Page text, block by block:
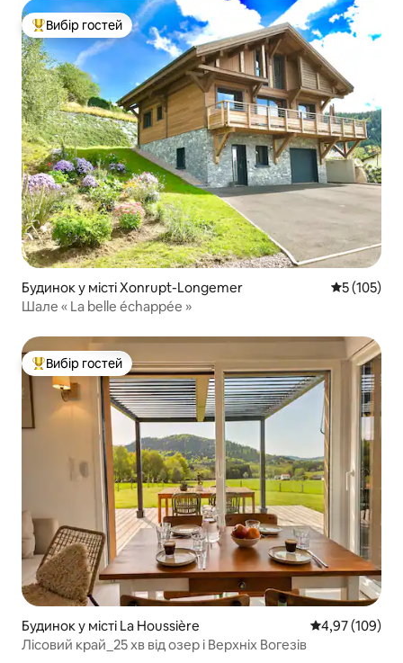
Топ вибір гостей
Вибір гостей
Будинок у місті Xonrupt-Longemer Середня
5 (105)
Шале « La belle échappée »
Топ вибір гостей
Вибір гостей
Будинок у місті La Houssière Середня
4,97 (109)
Лісовий край_25 хв від озер і Верхніх Вогезів